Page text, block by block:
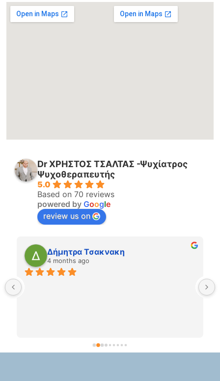
Dr ΧΡΗΣΤΟΣ ΤΣΑΛΤΑΣ -Ψυχίατρος
Ψυχοθεραπευτής
5.0
Based on 70 reviews
powered by Google
review us on
Δήμητρα Τσακνακη
4 months ago